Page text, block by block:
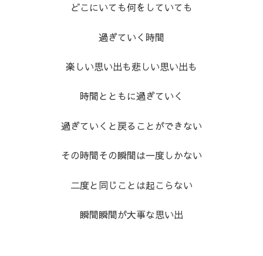
どこにいても何をしていても
過ぎていく時間
楽しい思い出も悲しい思い出も
時間とともに過ぎていく
過ぎていくと戻ることができない
その時間その瞬間は一度しかない
二度と同じことは起こらない
瞬間瞬間が大事な思い出